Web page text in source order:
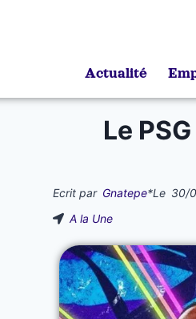
Actualité
Le
Ecrit par Gnatepe*Le 30/
A la Une